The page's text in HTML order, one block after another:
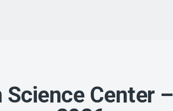
Science Center –